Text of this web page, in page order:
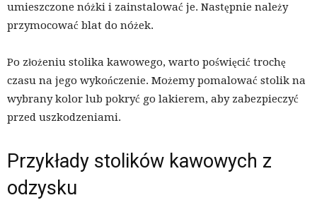
umieszczone nóżki i zainstalować je. Następnie należy
przymocować blat do nóżek.
Po złożeniu stolika kawowego, warto poświęcić trochę
czasu na jego wykończenie. Możemy pomalować stolik na
wybrany kolor lub pokryć go lakierem, aby zabezpieczyć
przed uszkodzeniami.
Przykłady stolików kawowych z
odzysku